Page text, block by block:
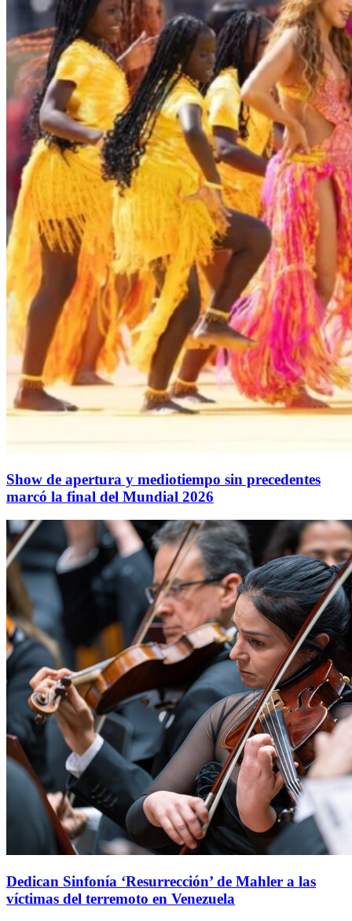
Show de apertura y mediotiempo sin precedentes
marcó la final del Mundial 2026
Dedican Sinfonía ‘Resurrección’ de Mahler a las
víctimas del terremoto en Venezuela